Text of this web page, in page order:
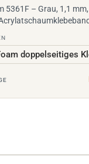
5361F – Grau, 1,1